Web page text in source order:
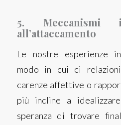
5. Meccanismi
all’attaccamento
Le nostre esperienze
modo in cui ci
carenze affettive o
più incline a
speranza di trovare